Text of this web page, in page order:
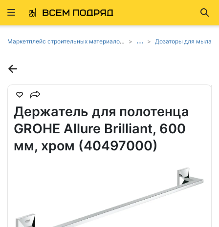
Развернуть
Маркетплейс строительных материалов и товаров ... Дозаторы для мыла
Держатель для полотенца
GROHE Allure Brilliant, 600
мм, хром (40497000)